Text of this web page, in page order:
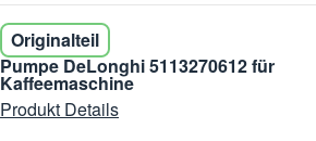
Originalteil
Pumpe DeLonghi 5113270612 für
Kaffeemaschine
Produkt Details